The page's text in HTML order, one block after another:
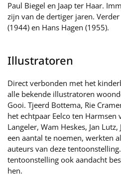
Paul Biegel en Jaap ter Haar.
zijn van de dertiger jaren.
(1944) en Hans Hagen (1955).
Illustratoren
Direct verbonden met het
alle bekende illustratoren
Gooi. Tjeerd Bottema, Rie
het echtpaar Eelco ten Harmsen
Langeler, Wam Heskes, Jan
een aantal te noemen, werkten
auteurs van deze
tentoonstelling ook aandacht
hen.